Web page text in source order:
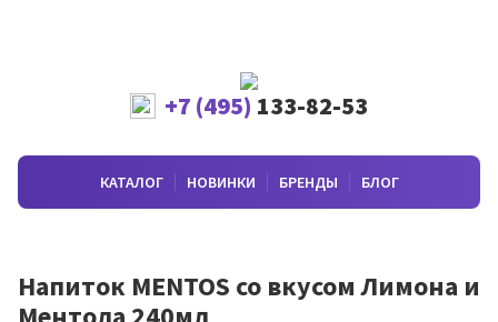
+7 (495) 133-82-53
КАТАЛОГ НОВИНКИ БРЕНДЫ БЛОГ
Напиток MENTOS со вкусом Лимона и